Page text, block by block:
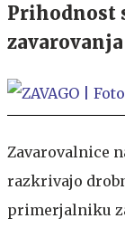
Prihodnost
Zavarovalnice
razkrivajo
primerjalniku